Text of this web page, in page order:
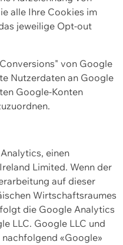
alle Ihre Cookies im
jeweilige Opt-out
von Google
Nutzerdaten an Google
Google-Konten
einen
Limited. Wenn der
auf dieser
Wirtschaftsraumes
die Google Analytics
LLC. Google LLC und
«Google»